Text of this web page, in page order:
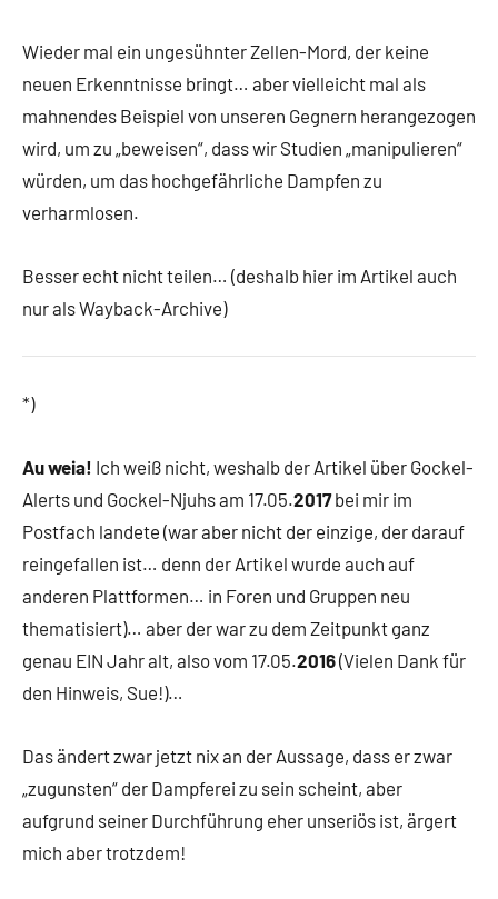
Wieder mal ein ungesühnter Zellen-Mord, der keine
neuen Erkenntnisse bringt… aber vielleicht mal als
mahnendes Beispiel von unseren Gegnern herangezogen
wird, um zu „beweisen“, dass wir Studien „manipulieren“
würden, um das hochgefährliche Dampfen zu
verharmlosen.
Besser echt nicht teilen… (deshalb hier im Artikel auch
nur als Wayback-Archive)
*)
Au weia! Ich weiß nicht, weshalb der Artikel über Gockel-
Alerts und Gockel-Njuhs am 17.05.2017bei mir im
Postfach landete (war aber nicht der einzige, der darauf
reingefallen ist… denn der Artikel wurde auch auf
anderen Plattformen… in Foren und Gruppen neu
thematisiert)… aber der war zu dem Zeitpunkt ganz
genau EIN Jahr alt, also vom 17.05.2016(Vielen Dank für
den Hinweis, Sue!)…
Das ändert zwar jetzt nix an der Aussage, dass er zwar
„zugunsten“ der Dampferei zu sein scheint, aber
aufgrund seiner Durchführung eher unseriös ist, ärgert
mich aber trotzdem!